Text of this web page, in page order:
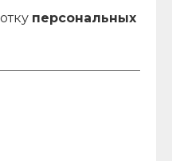
персональных